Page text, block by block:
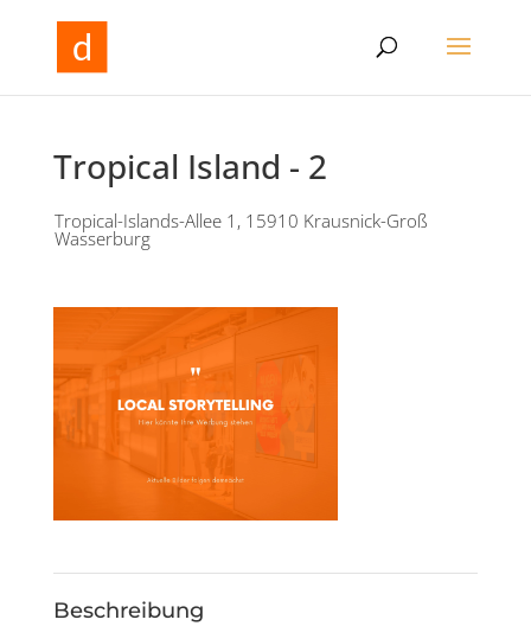
Tropical Island - 2
Tropical-Islands-Allee 1, 15910 Krausnick-Groß
Wasserburg
Beschreibung